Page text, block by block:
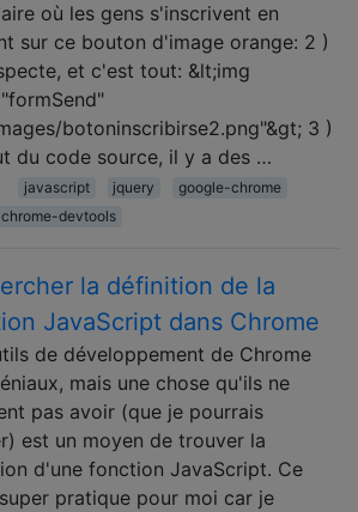
où les gens s'inscrivent en
sur ce bouton d'image orange: 2 )
et c'est tout: &lt;img
botoninscribirse2.png"&gt; 3 )
du code source, il y a des …
javascript jquery
google-chrome
devtools
la définition de la
JavaScript dans Chrome
de développement de Chrome
mais une chose qu'ils ne
pas avoir (que je pourrais
est un moyen de trouver la
d'une fonction JavaScript. Ce
pratique pour moi car je